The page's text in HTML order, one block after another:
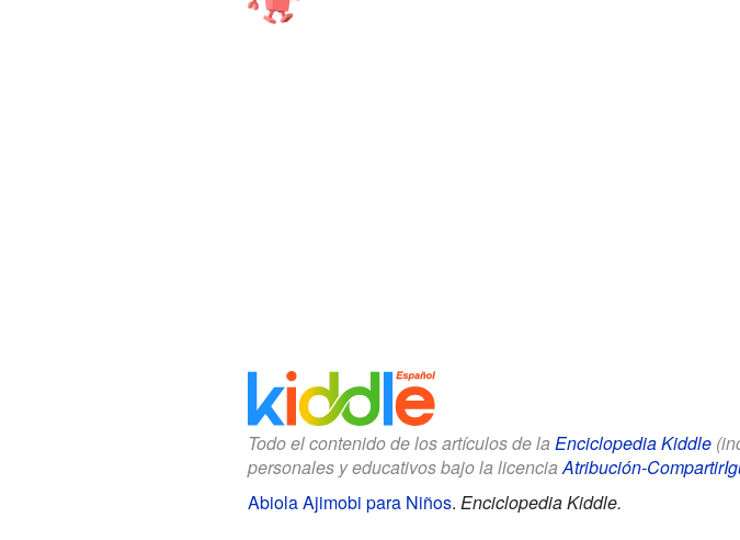
Todo el contenido de los artículos de la Enciclopedia Kiddle
personales y educativos bajo la licenciaAtribución-
Abiola Ajimobi para Niños. Enciclopedia Kiddle.